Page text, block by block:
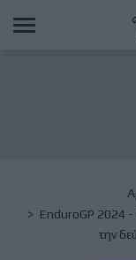
Παράκαμψη
προς
EnduroGP 2024 -
την